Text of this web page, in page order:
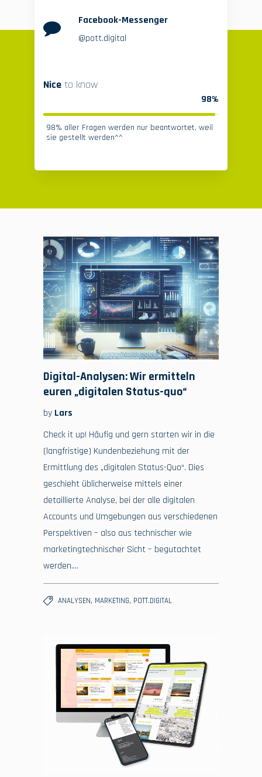
Facebook-Messenger
@pott.digital
Nice to know
98%
98% aller Fragen werden nur beantwortet, weil
sie gestellt werden^^
Digital-Analysen: Wir ermitteln
euren „digitalen Status-quo“
by Lars
Check it up! Häufig und gern starten wir in die
(langfristige) Kundenbeziehung mit der
Ermittlung des „digitalen Status-Quo“. Dies
geschieht üblicherweise mittels einer
detaillierte Analyse, bei der alle digitalen
Accounts und Umgebungen aus verschiedenen
Perspektiven – also aus technischer wie
marketingtechnischer Sicht – begutachtet
werden….
ANALYSEN, MARKETING, POTT.DIGITAL